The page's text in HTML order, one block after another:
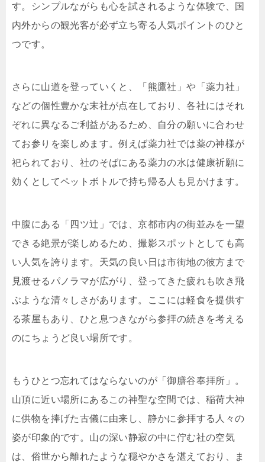
す。シンプルながらも心を試されるような体験で、国
内外からの観光客が必ず立ち寄る人気ポイントのひと
つです。
さらに山道を登っていくと、「熊鷹社」や「薬力社」
などの個性豊かな末社が点在しており、各社にはそれ
ぞれに異なるご利益があるため、自分の願いに合わせ
てお参りを楽しめます。例えば薬力社では薬の神様が
祀られており、社のそばにある薬力の水は健康祈願に
効くとしてペットボトルで持ち帰る人も見かけます。
中腹にある「四ツ辻」では、京都市内の街並みを一望
できる絶景が楽しめるため、撮影スポットとしても高
い人気を誇ります。天気の良い日は市街地の彼方まで
見渡せるパノラマが広がり、登ってきた疲れも吹き飛
ぶような清々しさがあります。ここには軽食を提供す
る茶屋もあり、ひと息つきながら参拝の続きを考える
のにちょうど良い場所です。
もうひとつ忘れてはならないのが「御膳谷奉拝所」。
山頂に近い場所にあるこの神聖な空間では、稲荷大神
に供物を捧げた古儀に由来し、静かに参拝する人々の
姿が印象的です。山の深い静寂の中に佇む社の空気
は、俗世から離れたような穏やかさを湛えており、ま